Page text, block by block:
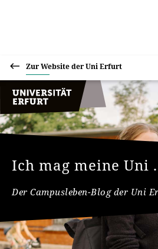
Zur Website der Uni Erfurt
Ich mag meine Uni
Der Campusleben-Blog der Uni